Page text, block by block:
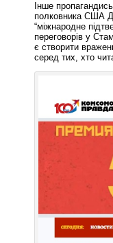
Інше
полковника США
“міжнародне
переговорів у
є створити
серед тих, хто